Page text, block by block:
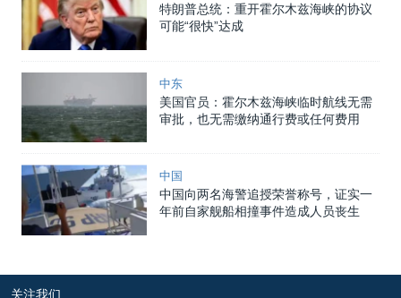
特朗普总统：重开霍尔木兹海峡的协议
可能“很快”达成
中东
美国官员：霍尔木兹海峡临时航线无需
审批，也无需缴纳通行费或任何费用
中国
中国向两名海警追授荣誉称号，证实一
年前自家舰船相撞事件造成人员丧生
关注我们